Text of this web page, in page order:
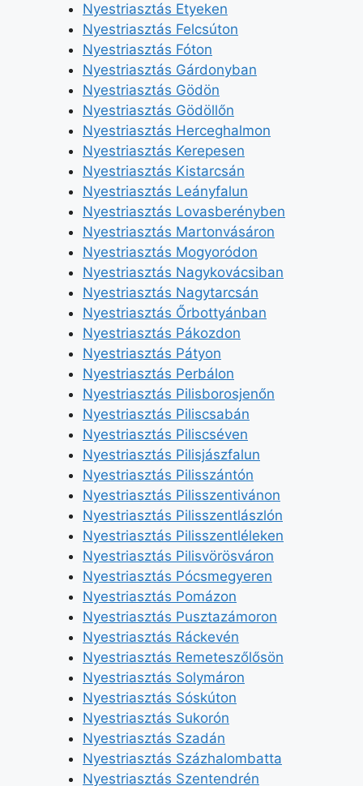
Nyestriasztás Etyeken
Nyestriasztás Felcsúton
Nyestriasztás Fóton
Nyestriasztás Gárdonyban
Nyestriasztás Gödön
Nyestriasztás Gödöllőn
Nyestriasztás Herceghalmon
Nyestriasztás Kerepesen
Nyestriasztás Kistarcsán
Nyestriasztás Leányfalun
Nyestriasztás Lovasberényben
Nyestriasztás Martonvásáron
Nyestriasztás Mogyoródon
Nyestriasztás Nagykovácsiban
Nyestriasztás Nagytarcsán
Nyestriasztás Őrbottyánban
Nyestriasztás Pákozdon
Nyestriasztás Pátyon
Nyestriasztás Perbálon
Nyestriasztás Pilisborosjenőn
Nyestriasztás Piliscsabán
Nyestriasztás Piliscséven
Nyestriasztás Pilisjászfalun
Nyestriasztás Pilisszántón
Nyestriasztás Pilisszentivánon
Nyestriasztás Pilisszentlászlón
Nyestriasztás Pilisszentléleken
Nyestriasztás Pilisvörösváron
Nyestriasztás Pócsmegyeren
Nyestriasztás Pomázon
Nyestriasztás Pusztazámoron
Nyestriasztás Ráckevén
Nyestriasztás Remeteszőlősön
Nyestriasztás Solymáron
Nyestriasztás Sóskúton
Nyestriasztás Sukorón
Nyestriasztás Szadán
Nyestriasztás Százhalombatta
Nyestriasztás Szentendrén